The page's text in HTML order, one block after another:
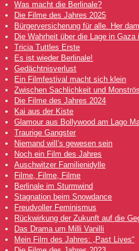
Was macht die Berlinale?
Die Filme des Jahres 2025
Bürgerversicherung für alle. Her
Die Wahrheit über die Lage in Gaza
Tricia Tuttles Erste
Es ist wieder Berlinale!
Gedächtnisverlust
Ein Filmfestival macht sich klein
Zwischen Sachlichkeit und
Die Filme des Jahres 2024
Kai aus der Kiste
Glamour aus Bollywood am Lago
Traurige Gangster
Niemand will’s gewesen sein
Noch ein Film des Jahres
Auschwitzer Familienidylle
Filme, Filme, Filme
Berlinale im Sturmwind
Stagnation beim Snowdance
Freudvoller Feminismus
Rückwirkung der Zukunft auf die
Das Drama um Milli Vanilli
Mein Film des Jahres: „Past Lives“